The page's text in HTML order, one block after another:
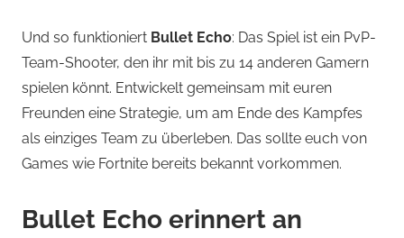
Und so funktioniert Bullet Echo: Das Spiel ist ein PvP-
Team-Shooter, den ihr mit bis zu 14 anderen Gamern
spielen könnt. Entwickelt gemeinsam mit euren
Freunden eine Strategie, um am Ende des Kampfes
als einziges Team zu überleben. Das sollte euch von
Games wie Fortnite bereits bekannt vorkommen.
Bullet Echo erinnert an